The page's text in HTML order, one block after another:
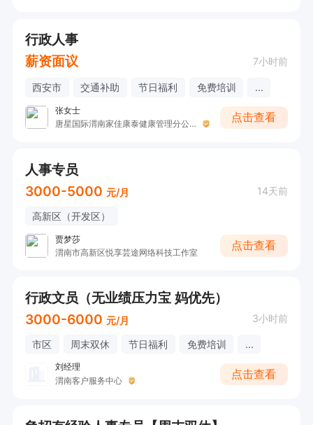
行政人事
薪资面议
7小时前
西安市 交通补助 节日福利 免费培训 ...
张女士
唐星国际渭南家佳康泰健康管理分公司
点击查看
人事专员
3000-5000 元/月 14天前
高新区（开发区）
贾梦莎
渭南市高新区悦享芸途网络科技工作室
点击查看
行政文员（无业绩压力宝 妈优先）
3000-6000 元/月 3小时前
市区 周末双休 节日福利 免费培训 ...
刘经理
渭南客户服务中心
点击查看